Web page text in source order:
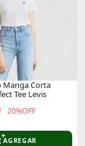
Manga Corta
Tee Levis
20%OFF
AGREGAR